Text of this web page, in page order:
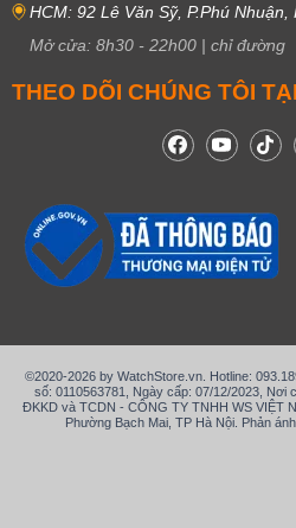
HCM: 92 Lê Văn Sỹ, P.Phú Nhuận,
Mở cửa: 8h30 - 22h00 | chỉ đường
THEO DÕI CHÚNG TÔI TẠI
©2020-2026 by WatchStore.vn. Hotline:
số: 0110563781, Ngày cấp: 07/12/2023, Nơi
ĐKKD và TCDN - CÔNG TY TNHH WS VIỆT
Phường Bạch Mai, TP Hà Nội. Phản